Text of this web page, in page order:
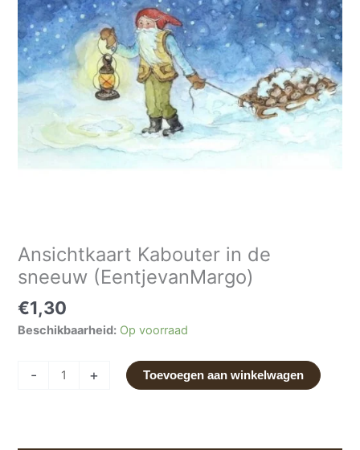
Ansichtkaart Kabouter in de
sneeuw (EentjevanMargo)
€1,30
Beschikbaarheid: Op voorraad
-
aantal
+ Toevoegen aan winkelwagen